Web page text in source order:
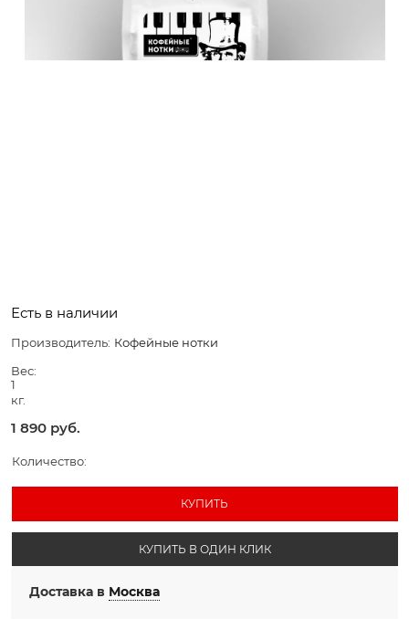
Есть в наличии
Производитель: Кофейные нотки
Вес:
1
кг.
1 890 руб.
Количество:
КУПИТЬ
КУПИТЬ В ОДИН КЛИК
Доставка в Москва